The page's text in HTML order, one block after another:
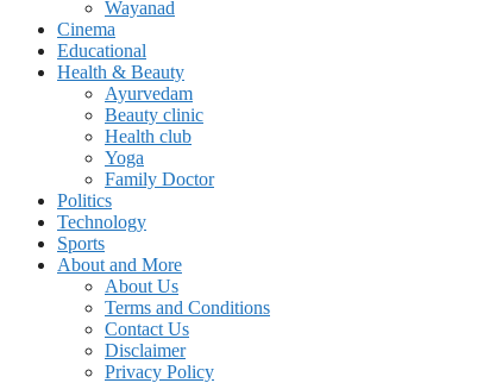
Wayanad
Cinema
Educational
Health & Beauty
Ayurvedam
Beauty clinic
Health club
Yoga
Family Doctor
Politics
Technology
Sports
About and More
About Us
Terms and Conditions
Contact Us
Disclaimer
Privacy Policy